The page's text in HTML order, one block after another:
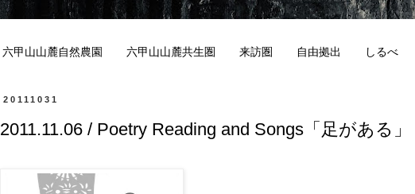
六甲山山麓自然農園 六甲山山麓共生圏 来訪圏 自由拠出 しるべ
20111031
2011.11.06 / Poetry Reading and Songs「足がある」